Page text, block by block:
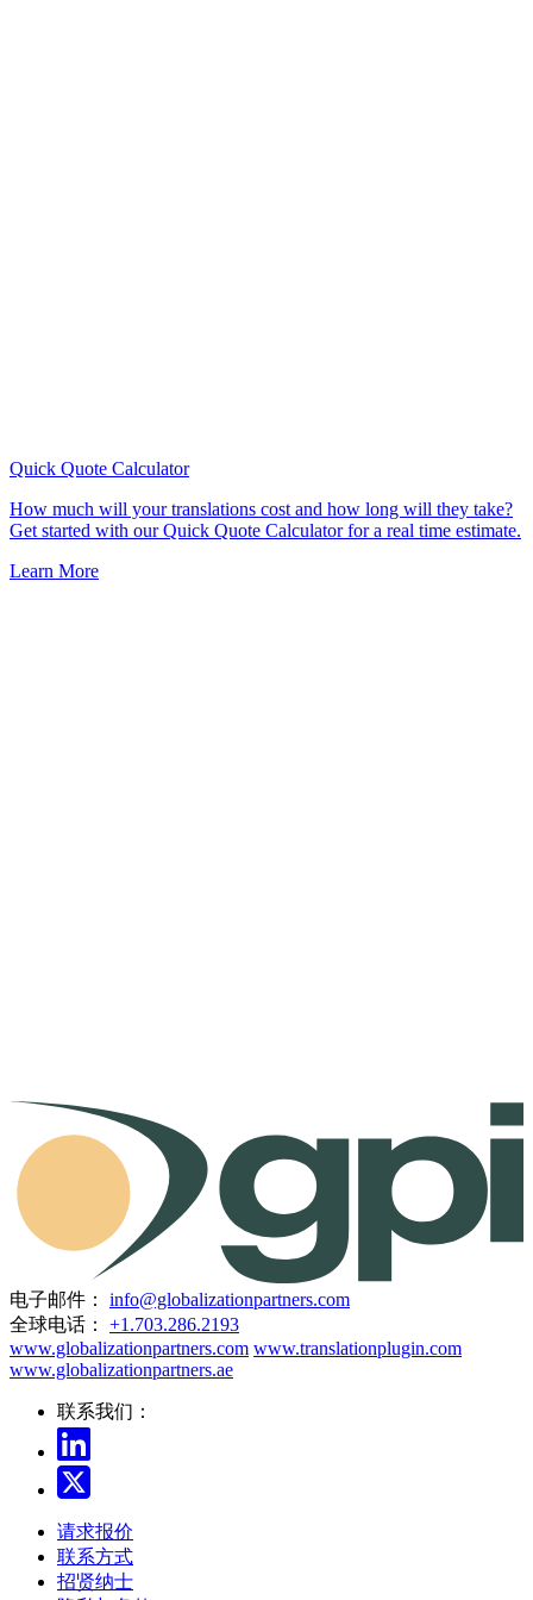
Quick Quote Calculator
How much will your translations cost and how long will they take?
Get started with our Quick Quote Calculator for a real time estimate.
Learn More
电子邮件：
info@globalizationpartners.com
全球电话：
+1.703.286.2193
www.globalizationpartners.com www.translationplugin.com
www.globalizationpartners.ae
联系我们：
请求报价
联系方式
招贤纳士